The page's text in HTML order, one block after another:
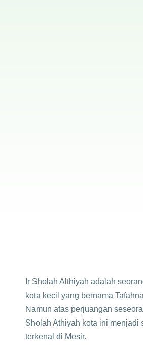
Ir Sholah Althiyah adalah
kota kecil yang bernama
Namun atas perjuangan
Sholah Athiyah kota ini menjadi
terkenal di Mesir.